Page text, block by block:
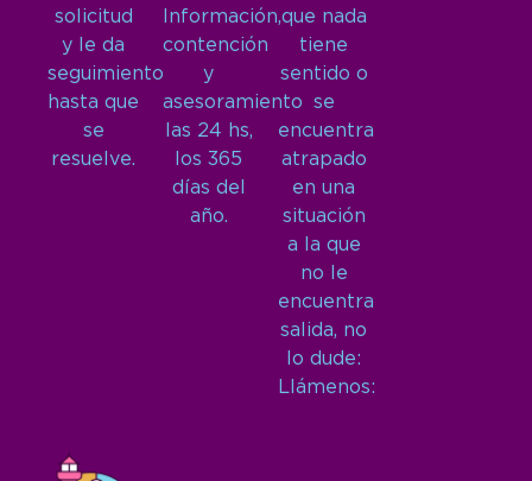
solicitud
y le da
seguimiento
hasta que
se
resuelve.
Información,
contención
y
asesoramiento
las 24 hs,
los 365
días del
año.
que nada
tiene
sentido o
se
encuentra
atrapado
en una
situación
a la que
no le
encuentra
salida, no
lo dude:
Llámenos: